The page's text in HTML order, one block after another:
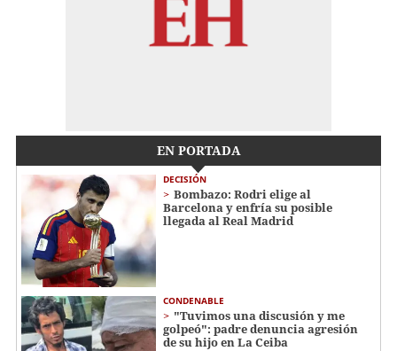
EN PORTADA
DECISIÓN
Bombazo: Rodri elige al
Barcelona y enfría su posible
llegada al Real Madrid
CONDENABLE
"Tuvimos una discusión y me
golpeó": padre denuncia agresión
de su hijo en La Ceiba